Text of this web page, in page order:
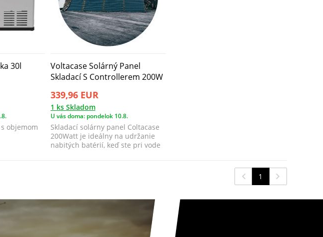
30l
objemom
Voltacase Solárný Panel
Skladací S Controllerem 200W
339,96 EUR
1 ks Skladom
U vás doma: pondelok 10.8.
Skladací solárny panel Coltacase
200Watt je ideálny na udržanie
nabitých batérií, keď ste pri vode
1